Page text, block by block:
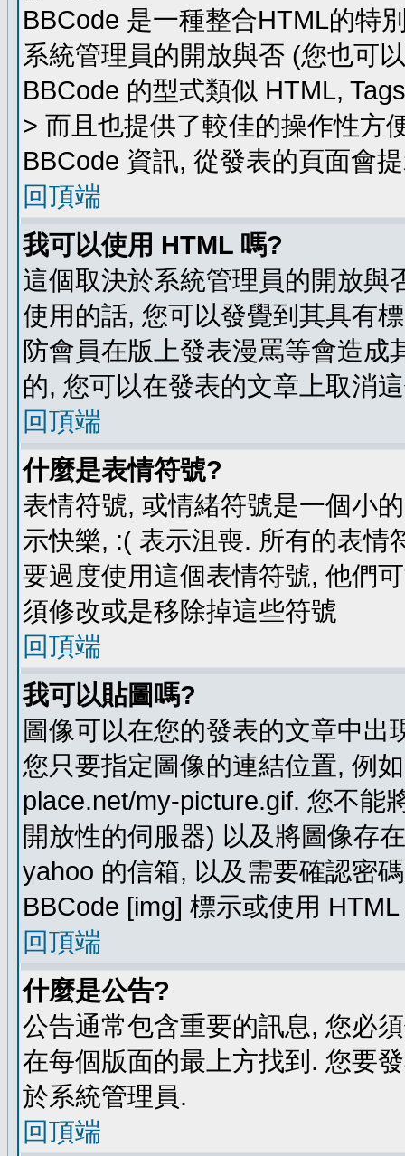
BBCode 是一種整合HTML的特
系統管理員的開放與否 (您也可
BBCode 的型式類似 HTML,
> 而且也提供了較佳的操作性方
BBCode 資訊, 從發表的頁面會
回頂端
我可以使用 HTML 嗎?
這個取決於系統管理員的開放與
使用的話, 您可以發覺到其具有
防會員在版上發表漫罵等會造
的, 您可以在發表的文章上取消
回頂端
什麼是表情符號?
表情符號, 或情緒符號是一個小
示快樂, :( 表示沮喪. 所有的表情
要過度使用這個表情符號, 他們
須修改或是移除掉這些符號
回頂端
我可以貼圖嗎?
圖像可以在您的發表的文章中
您只要指定圖像的連結位置, 例
place.net/my-picture.gif. 您不能
開放性的伺服器) 以及將圖像存
yahoo 的信箱, 以及需要確認密
BBCode [img] 標示或使用
回頂端
什麼是公告?
公告通常包含重要的訊息, 您必
在每個版面的最上方找到. 您要
於系統管理員.
回頂端